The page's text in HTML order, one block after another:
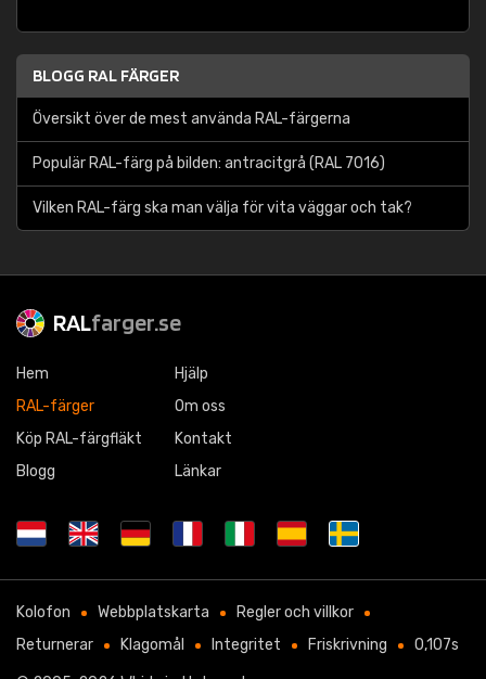
BLOGG RAL FÄRGER
Översikt över de mest använda RAL-färgerna
Populär RAL-färg på bilden: antracitgrå (RAL 7016)
Vilken RAL-färg ska man välja för vita väggar och tak?
RALfarger.se
Hem
RAL-färger
Köp RAL-färgfläkt
Blogg
Hjälp
Om oss
Kontakt
Länkar
Kolofon Webbplatskarta
Regler och villkor
Returnerar
Klagomål Integritet Friskrivning 0,107s